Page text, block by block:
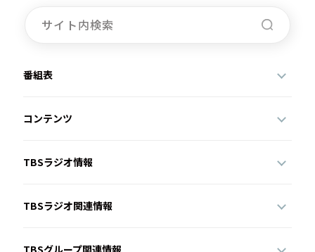
番組表
コンテンツ
TBSラジオ情報
TBSラジオ関連情報
TBSグループ関連情報